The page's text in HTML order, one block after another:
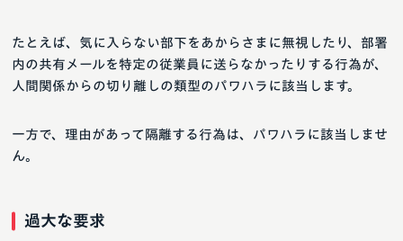
たとえば、気に入らない部下をあからさまに無視したり、部署
内の共有メールを特定の従業員に送らなかったりする行為が、
人間関係からの切り離しの類型のパワハラに該当します。
一方で、理由があって隔離する行為は、パワハラに該当しませ
ん。
過大な要求